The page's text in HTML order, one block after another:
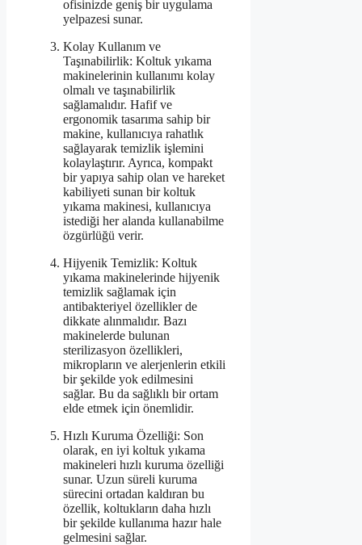
ofisinizde geniş bir uygulama
yelpazesi sunar.
Kolay Kullanım ve
Taşınabilirlik: Koltuk yıkama
makinelerinin kullanımı kolay
olmalı ve taşınabilirlik
sağlamalıdır. Hafif ve
ergonomik tasarıma sahip bir
makine, kullanıcıya rahatlık
sağlayarak temizlik işlemini
kolaylaştırır. Ayrıca, kompakt
bir yapıya sahip olan ve hareket
kabiliyeti sunan bir koltuk
yıkama makinesi, kullanıcıya
istediği her alanda kullanabilme
özgürlüğü verir.
Hijyenik Temizlik: Koltuk
yıkama makinelerinde hijyenik
temizlik sağlamak için
antibakteriyel özellikler de
dikkate alınmalıdır. Bazı
makinelerde bulunan
sterilizasyon özellikleri,
mikropların ve alerjenlerin etkili
bir şekilde yok edilmesini
sağlar. Bu da sağlıklı bir ortam
elde etmek için önemlidir.
Hızlı Kuruma Özelliği: Son
olarak, en iyi koltuk yıkama
makineleri hızlı kuruma özelliği
sunar. Uzun süreli kuruma
sürecini ortadan kaldıran bu
özellik, koltukların daha hızlı
bir şekilde kullanıma hazır hale
gelmesini sağlar.